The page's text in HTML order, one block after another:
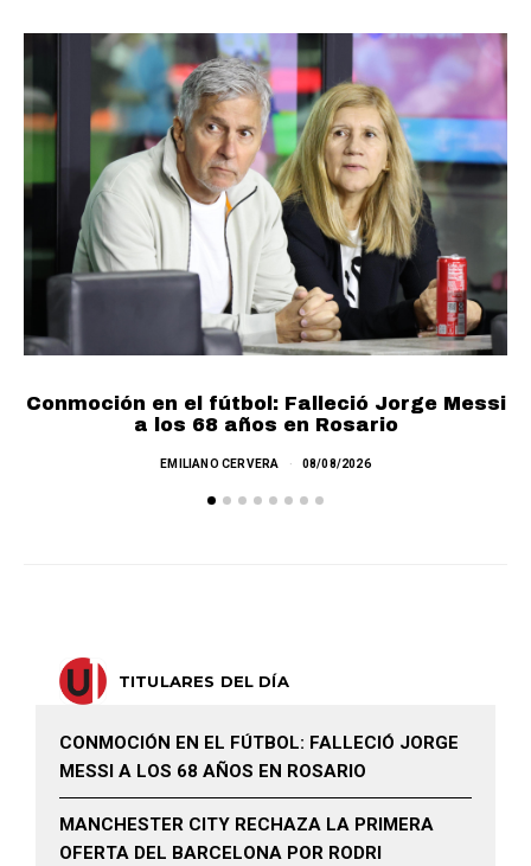
Conmoción en el fútbol: Falleció Jorge Messi
a los 68 años en Rosario
EMILIANO CERVERA 08/08/2026
TITULARES DEL DÍA
CONMOCIÓN EN EL FÚTBOL: FALLECIÓ JORGE
MESSI A LOS 68 AÑOS EN ROSARIO
MANCHESTER CITY RECHAZA LA PRIMERA
OFERTA DEL BARCELONA POR RODRI